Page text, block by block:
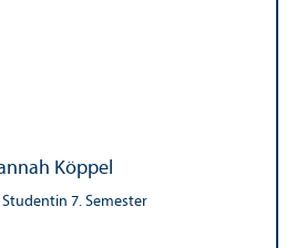
Köppel
7. Semester